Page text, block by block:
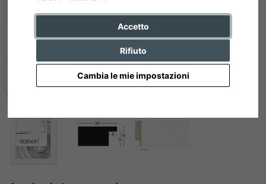
Accetto
Rifiuto
Cambia le mie impostazioni